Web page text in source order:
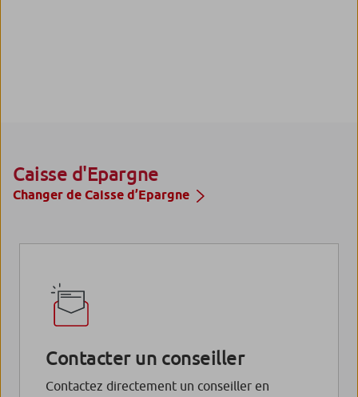
Caisse d'Epargne
Changer de Caisse d’Epargne
Contacter un conseiller
Contactez directement un conseiller en